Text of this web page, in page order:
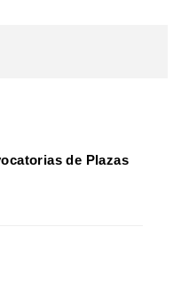
de Plazas